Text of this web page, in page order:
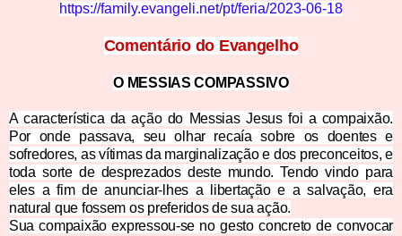
https://family.evangeli.net/pt/feria/2023-06-18
Comentário do Evangelho
O MESSIAS COMPASSIVO
A característica da ação do Messias Jesus foi a compaixão.
Por onde passava, seu olhar recaía sobre os doentes e
sofredores, as vítimas da marginalização e dos preconceitos, e
toda sorte de desprezados deste mundo. Tendo vindo para
eles a fim de anunciar-lhes a libertação e a salvação, era
natural que fossem os preferidos de sua ação.
Sua compaixão expressou-se no gesto concreto de convocar